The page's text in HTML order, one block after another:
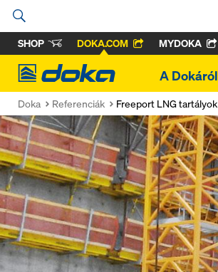
SHOP DOKA.COM MYDOKA
Doka
A Dokáról
Doka Referenciák Freeport LNG tartályok